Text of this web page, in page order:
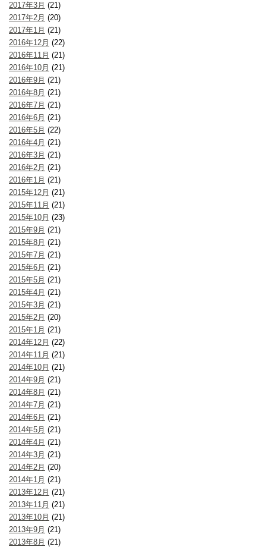
2017年3月 (21)
2017年2月 (20)
2017年1月 (21)
2016年12月 (22)
2016年11月 (21)
2016年10月 (21)
2016年9月 (21)
2016年8月 (21)
2016年7月 (21)
2016年6月 (21)
2016年5月 (22)
2016年4月 (21)
2016年3月 (21)
2016年2月 (21)
2016年1月 (21)
2015年12月 (21)
2015年11月 (21)
2015年10月 (23)
2015年9月 (21)
2015年8月 (21)
2015年7月 (21)
2015年6月 (21)
2015年5月 (21)
2015年4月 (21)
2015年3月 (21)
2015年2月 (20)
2015年1月 (21)
2014年12月 (22)
2014年11月 (21)
2014年10月 (21)
2014年9月 (21)
2014年8月 (21)
2014年7月 (21)
2014年6月 (21)
2014年5月 (21)
2014年4月 (21)
2014年3月 (21)
2014年2月 (20)
2014年1月 (21)
2013年12月 (21)
2013年11月 (21)
2013年10月 (21)
2013年9月 (21)
2013年8月 (21)